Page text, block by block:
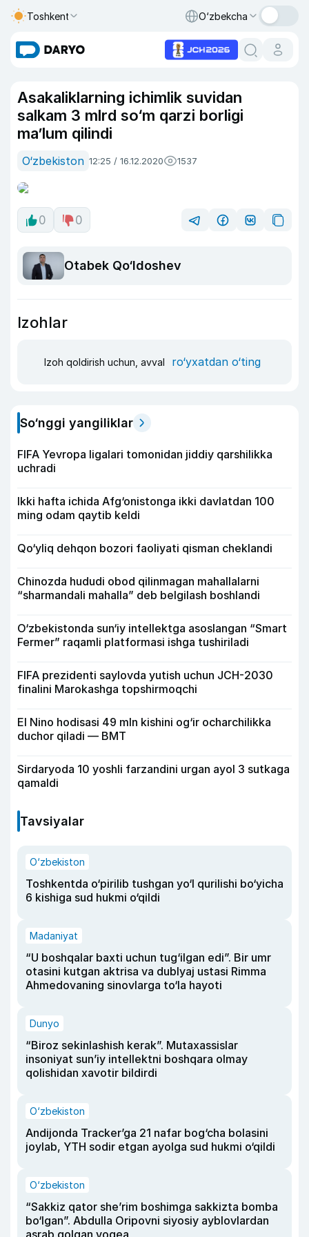
Toshkent O‘zbekcha
Asakaliklarning ichimlik suvidan
salkam 3 mlrd so‘m qarzi borligi
ma’lum qilindi
O‘zbekiston 12:25 / 16.12.2020 1537
0 0
Otabek Qo‘ldoshev
Izohlar
Izoh qoldirish uchun, avval ro‘yxatdan o‘ting
So‘nggi yangiliklar
FIFA Yevropa ligalari tomonidan jiddiy qarshilikka
uchradi
Ikki hafta ichida Afg‘onistonga ikki davlatdan 100
ming odam qaytib keldi
Qo‘yliq dehqon bozori faoliyati qisman cheklandi
Chinozda hududi obod qilinmagan mahallalarni
“sharmandali mahalla” deb belgilash boshlandi
O‘zbekistonda sun‘iy intellektga asoslangan “Smart
Fermer” raqamli platformasi ishga tushiriladi
FIFA prezidenti saylovda yutish uchun JCH-2030
finalini Marokashga topshirmoqchi
El Nino hodisasi 49 mln kishini og‘ir ocharchilikka
duchor qiladi — BMT
Sirdaryoda 10 yoshli farzandini urgan ayol 3 sutkaga
qamaldi
Tavsiyalar
O‘zbekiston
Toshkentda o‘pirilib tushgan yo‘l qurilishi bo‘yicha
6 kishiga sud hukmi o‘qildi
Madaniyat
“U boshqalar baxti uchun tug‘ilgan edi”. Bir umr
otasini kutgan aktrisa va dublyaj ustasi Rimma
Ahmedovaning sinovlarga to‘la hayoti
Dunyo
“Biroz sekinlashish kerak”. Mutaxassislar
insoniyat sun’iy intellektni boshqara olmay
qolishidan xavotir bildirdi
O‘zbekiston
Andijonda Tracker’ga 21 nafar bog‘cha bolasini
joylab, YTH sodir etgan ayolga sud hukmi o‘qildi
O‘zbekiston
“Sakkiz qator she’rim boshimga sakkizta bomba
bo‘lgan”. Abdulla Oripovni siyosiy ayblovlardan
asrab qolgan voqea